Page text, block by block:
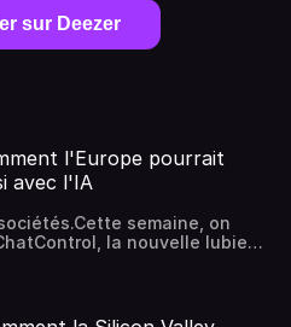
sur Deezer
l'Europe pourrait
avec l'IA
semaine, on
la nouvelle lubie
qui, pour combattre la
les 450 millions
semaine, les Eclaireurs du